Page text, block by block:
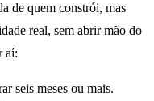
de quem constrói, mas
real, sem abrir mão do
aí:
seis meses ou mais.